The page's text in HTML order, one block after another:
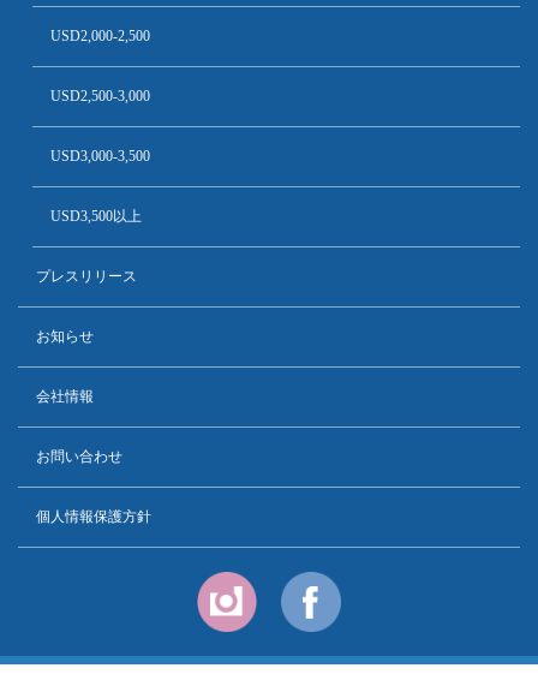
USD2,000-2,500
USD2,500-3,000
USD3,000-3,500
USD3,500以上
プレスリリース
お知らせ
会社情報
お問い合わせ
個人情報保護方針